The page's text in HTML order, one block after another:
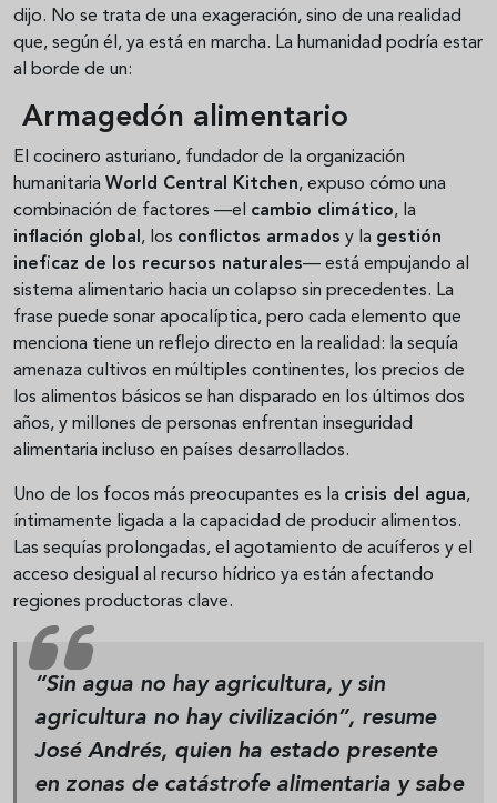
dijo. No se trata de una exageración, sino de una realidad
que, según él, ya está en marcha. La humanidad podría estar
al borde de un:
Armagedón alimentario
El cocinero asturiano, fundador de la organización
humanitaria World Central Kitchen, expuso cómo una
combinación de factores —el cambio climático, la
inflación global , los conflictos armados y la gestión
ineficaz de los recursos naturales— está empujando al
sistema alimentario hacia un colapso sin precedentes. La
frase puede sonar apocalíptica, pero cada elemento que
menciona tiene un reflejo directo en la realidad: la sequía
amenaza cultivos en múltiples continentes, los precios de
los alimentos básicos se han disparado en los últimos dos
años, y millones de personas enfrentan inseguridad
alimentaria incluso en países desarrollados.
Uno de los focos más preocupantes es la crisis del agua,
íntimamente ligada a la capacidad de producir alimentos.
Las sequías prolongadas, el agotamiento de acuíferos y el
acceso desigual al recurso hídrico ya están afectando
regiones productoras clave.
“Sin agua no hay agricultura, y sin
agricultura no hay civilización”, resume
José Andrés, quien ha estado presente
en zonas de catástrofe alimentaria y sabe